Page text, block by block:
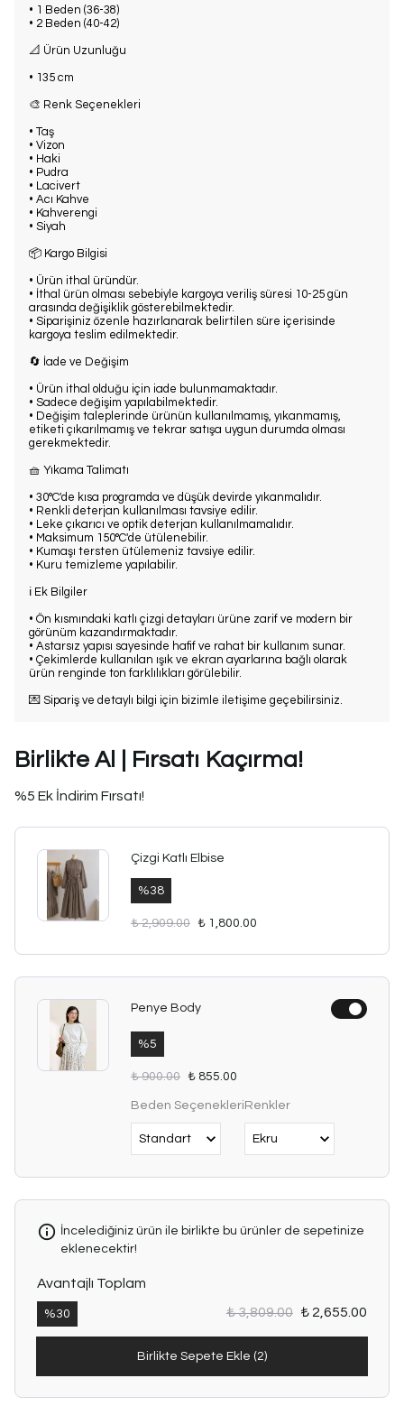
• 1 Beden (36-38)
• 2 Beden (40-42)
📐 Ürün Uzunluğu
• 135 cm
🎨 Renk Seçenekleri
• Taş
• Vizon
• Haki
• Pudra
• Lacivert
• Acı Kahve
• Kahverengi
• Siyah
📦 Kargo Bilgisi
• Ürün ithal üründür.
• İthal ürün olması sebebiyle kargoya veriliş süresi 10-25 gün
arasında değişiklik gösterebilmektedir.
• Siparişiniz özenle hazırlanarak belirtilen süre içerisinde
kargoya teslim edilmektedir.
🔄 İade ve Değişim
• Ürün ithal olduğu için iade bulunmamaktadır.
• Sadece değişim yapılabilmektedir.
• Değişim taleplerinde ürünün kullanılmamış, yıkanmamış,
etiketi çıkarılmamış ve tekrar satışa uygun durumda olması
gerekmektedir.
🧺 Yıkama Talimatı
• 30°C'de kısa programda ve düşük devirde yıkanmalıdır.
• Renkli deterjan kullanılması tavsiye edilir.
• Leke çıkarıcı ve optik deterjan kullanılmamalıdır.
• Maksimum 150°C'de ütülenebilir.
• Kumaşı tersten ütülemeniz tavsiye edilir.
• Kuru temizleme yapılabilir.
ℹ️ Ek Bilgiler
• Ön kısmındaki katlı çizgi detayları ürüne zarif ve modern bir
görünüm kazandırmaktadır.
• Astarsız yapısı sayesinde hafif ve rahat bir kullanım sunar.
• Çekimlerde kullanılan ışık ve ekran ayarlarına bağlı olarak
ürün renginde ton farklılıkları görülebilir.
💌 Sipariş ve detaylı bilgi için bizimle iletişime geçebilirsiniz.
Birlikte Al | Fırsatı Kaçırma!
%5 Ek İndirim Fırsatı!
Çizgi Katlı Elbise
%38
₺ 2,909.00 ₺ 1,800.00
Penye Body
%5
₺ 900.00 ₺ 855.00
Beden SeçenekleriRenkler
İncelediğiniz ürün ile birlikte bu ürünler de sepetinize
eklenecektir!
Avantajlı Toplam
%30 ₺ 3,809.00 ₺ 2,655.00
Birlikte Sepete Ekle (2)